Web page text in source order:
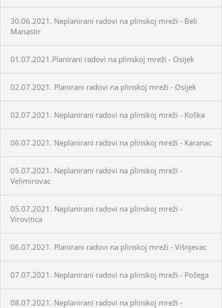
30.06.2021. Neplanirani radovi na plinskoj mreži - Beli
Manastir
01.07.2021.Planirani radovi na plinskoj mreži - Osijek
02.07.2021. Planirani radovi na plinskoj mreži - Osijek
02.07.2021. Neplanirani radovi na plinskoj mreži - Koška
06.07.2021. Neplanirani radovi na plinskoj mreži - Karanac
05.07.2021. Neplanirani radovi na plinskoj mreži -
Velimirovac
05.07.2021. Neplanirani radovi na plinskoj mreži -
Virovitica
06.07.2021. Planirani radovi na plinskoj mreži - Višnjevac
07.07.2021. Neplanirani radovi na plinskoj mreži - Požega
08.07.2021. Neplanirani radovi na plinskoj mreži -